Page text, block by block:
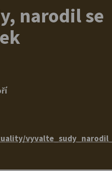
narodil se